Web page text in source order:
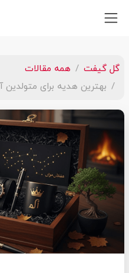
گل گیفت
همه مقالات
بهترین هدیه برای